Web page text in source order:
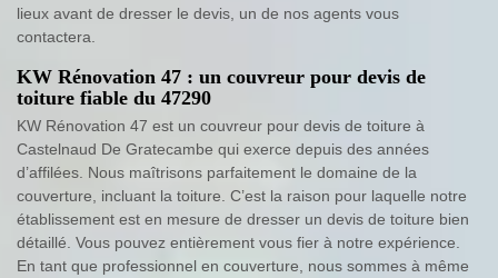
lieux avant de dresser le devis, un de nos agents vous
contactera.
KW Rénovation 47 : un couvreur pour devis de
toiture fiable du 47290
KW Rénovation 47 est un couvreur pour devis de toiture à
Castelnaud De Gratecambe qui exerce depuis des années
d’affilées. Nous maîtrisons parfaitement le domaine de la
couverture, incluant la toiture. C’est la raison pour laquelle notre
établissement est en mesure de dresser un devis de toiture bien
détaillé. Vous pouvez entièrement vous fier à notre expérience.
En tant que professionnel en couverture, nous sommes à même